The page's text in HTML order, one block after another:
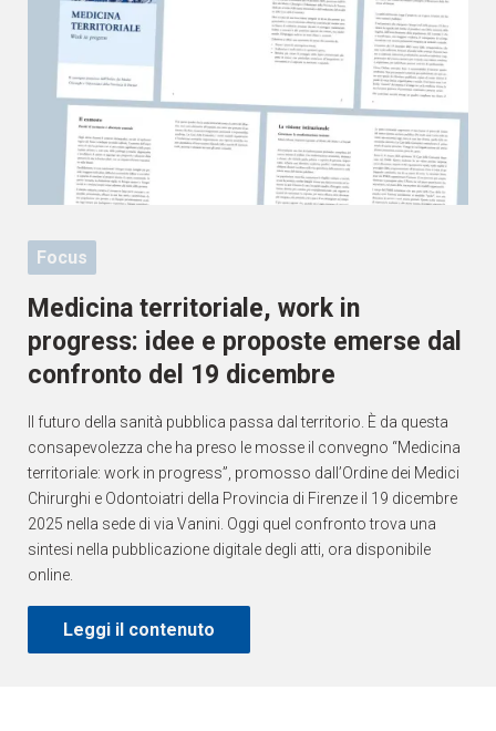
Focus
Medicina territoriale, work in
progress: idee e proposte emerse dal
confronto del 19 dicembre
Il futuro della sanità pubblica passa dal territorio. È da questa
consapevolezza che ha preso le mosse il convegno “Medicina
territoriale: work in progress”, promosso dall’Ordine dei Medici
Chirurghi e Odontoiatri della Provincia di Firenze il 19 dicembre
2025 nella sede di via Vanini. Oggi quel confronto trova una
sintesi nella pubblicazione digitale degli atti, ora disponibile
online.
Leggi il contenuto